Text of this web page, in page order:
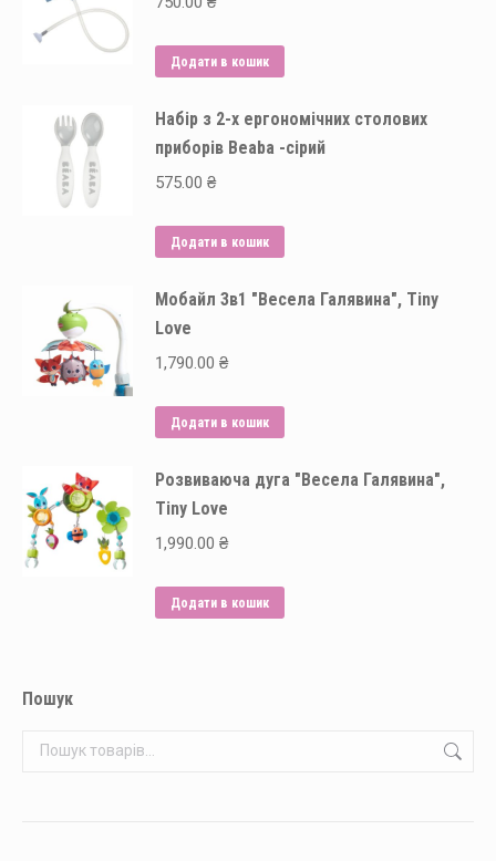
Додати в кошик
Набір з 2-х ергономічних столових
приборів Beaba -сірий
575.00 ₴
Додати в кошик
Мобайл 3в1 "Весела Галявина", Tiny
Love
1,790.00 ₴
Додати в кошик
Розвиваюча дуга "Весела Галявина",
Tiny Love
1,990.00 ₴
Додати в кошик
Пошук